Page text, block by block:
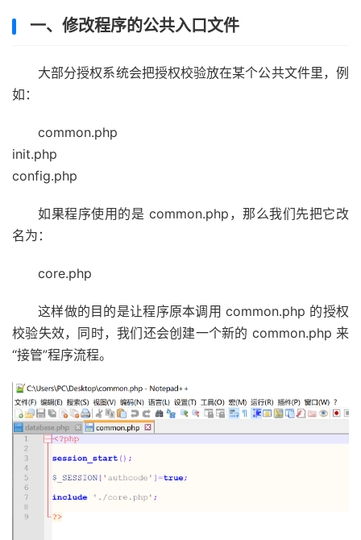
一、修改程序的公共入口文件
大部分授权系统会把授权校验放在某个公共文件里，例
如：
common.php
init.php
config.php
如果程序使用的是 common.php，那么我们先把它改
名为：
core.php
这样做的目的是让程序原本调用 common.php 的授权
校验失效，同时，我们还会创建一个新的 common.php 来
“接管”程序流程。